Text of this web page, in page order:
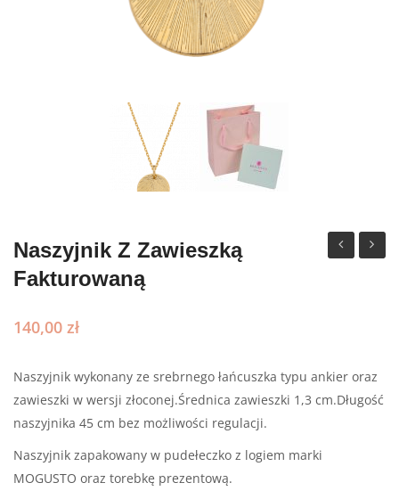
Naszyjnik Z Zawieszką
Fakturowaną
140,00 zł
Naszyjnik wykonany ze srebrnego łańcuszka typu ankier oraz
zawieszki w wersji złoconej.Średnica zawieszki 1,3 cm.Długość
naszyjnika 45 cm bez możliwości regulacji.
Naszyjnik zapakowany w pudełeczko z logiem marki
MOGUSTO oraz torebkę prezentową.